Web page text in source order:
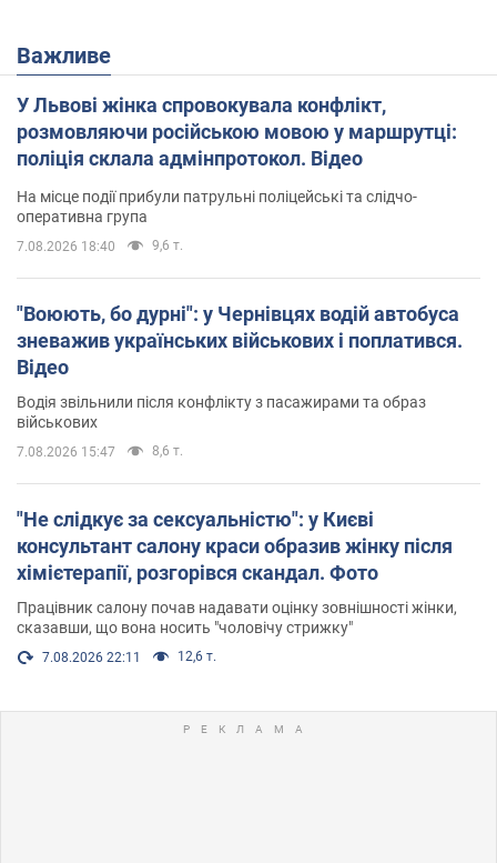
Важливе
У Львові жінка спровокувала конфлікт,
розмовляючи російською мовою у маршрутці:
поліція склала адмінпротокол. Відео
На місце події прибули патрульні поліцейські та слідчо-
оперативна група
7.08.2026 18:40 9,6 т.
"Воюють, бо дурні": у Чернівцях водій автобуса
зневажив українських військових і поплатився.
Відео
Водія звільнили після конфлікту з пасажирами та образ
військових
7.08.2026 15:47 8,6 т.
"Не слідкує за сексуальністю": у Києві
консультант салону краси образив жінку після
хімієтерапії, розгорівся скандал. Фото
Працівник салону почав надавати оцінку зовнішності жінки,
сказавши, що вона носить "чоловічу стрижку"
7.08.2026 22:11 12,6 т.